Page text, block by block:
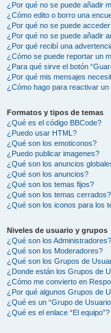
¿Por qué no se puede añadir
¿Cómo edito o borro una
¿Por qué no se puede
¿Por qué no se puede añadir
¿Por qué recibí una
¿Cómo se puede reportar un
¿Para qué sirve el botón
¿Por qué mis mensajes
¿Cómo hago para reactivar un
Formatos y tipos de temas
¿Qué es el código BBCode?
¿Puedo usar HTML?
¿Qué son los emoticonos?
¿Puedo publicar imagenes?
¿Qué son los anuncios
¿Qué son los anuncios?
¿Qué son los temas fijos?
¿Qué son los temas cerrados?
¿Qué son los iconos para los
Niveles de usuario y grupos
¿Qué son los Administradores?
¿Qué son los Moderadores?
¿Qué son los Grupos de
¿Donde están los Grupos de
¿Cómo me convierto en
¿Por qué algunos Grupos de
¿Qué es un “Grupo de
¿Qué es el enlace “El equipo”?